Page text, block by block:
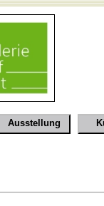
Ausstellung